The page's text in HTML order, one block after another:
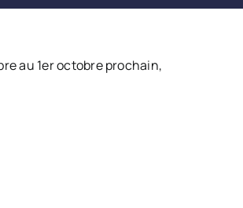
au 1er octobre prochain,